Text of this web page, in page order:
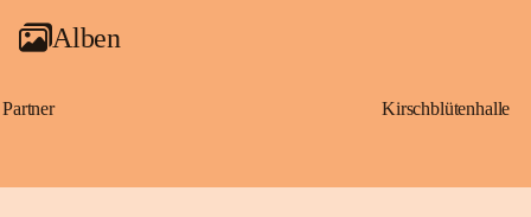
Alben
Partner Kirschblütenhalle